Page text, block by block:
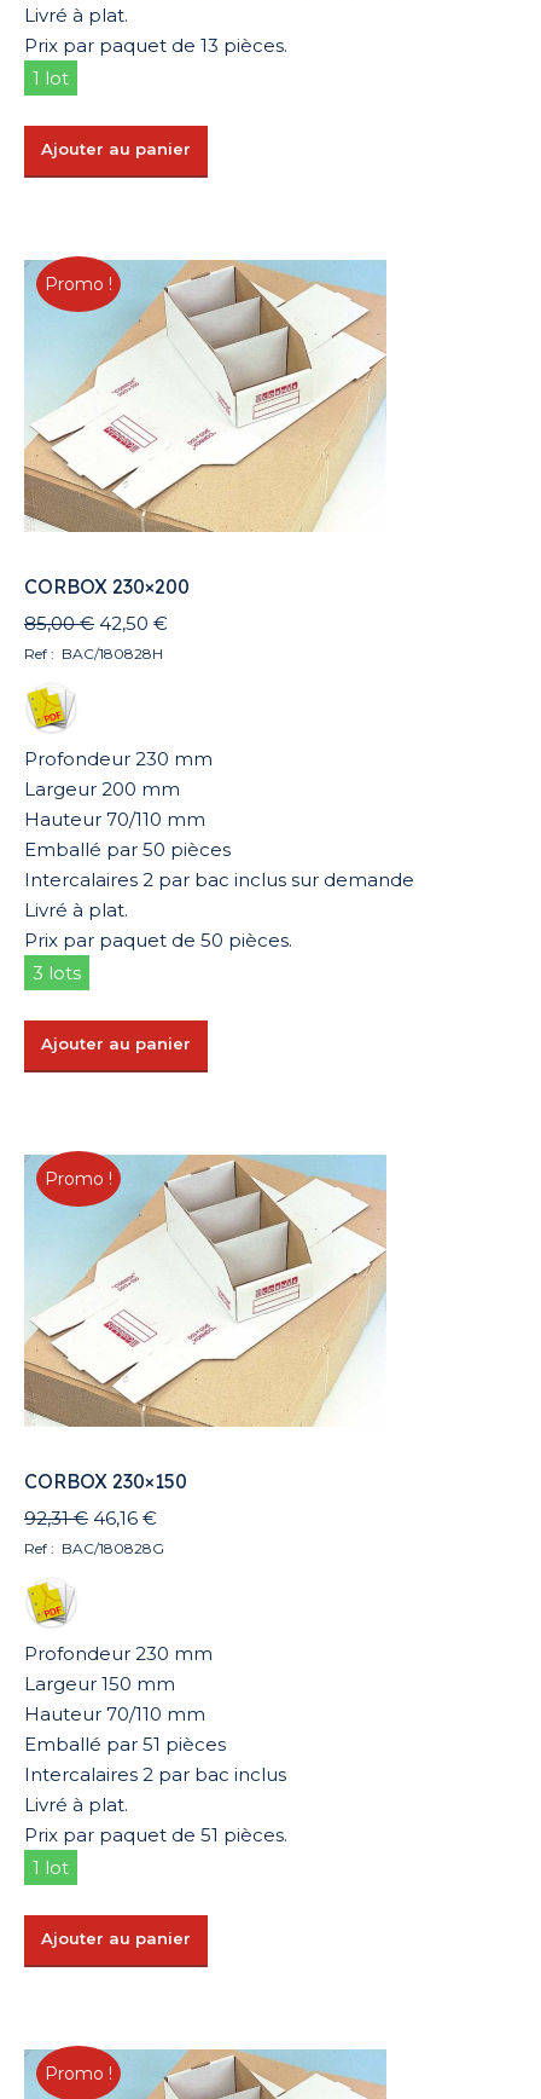
Livré à plat.
Prix par paquet de 13 pièces.
1 lot
Ajouter au panier
Promo !
CORBOX 230×200
85,00€ Le
prix
42,50 €
Ref : BAC/180828H
Profondeur 230 mm
Largeur 200 mm
Hauteur 70/110 mm
Emballé par 50 pièces
Intercalaires 2 par bac inclus sur demande
Livré à plat.
Prix par paquet de 50 pièces.
3 lots
Ajouter au panier
Promo !
CORBOX 230×150
92,31€ Le
prix
46,16 €
prix
Ref : BAC/180828G
Profondeur 230 mm
Largeur 150 mm
Hauteur 70/110 mm
Emballé par 51 pièces
Intercalaires 2 par bac inclus
Livré à plat.
Prix par paquet de 51 pièces.
1 lot
Ajouter au panier
Promo !